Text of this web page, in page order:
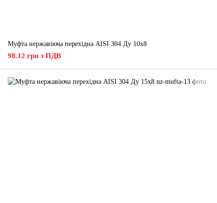
Муфта нержавіюча перехідна AISI 304 Ду 10х8
98.12 грн з ПДВ